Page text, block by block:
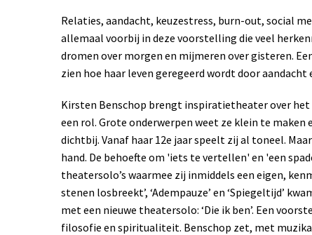
Relaties, aandacht, keuzestress, burn-out, social
allemaal voorbij in deze voorstelling die veel
dromen over morgen en mijmeren over gisteren.
zien hoe haar leven geregeerd wordt door
Kirsten Benschop brengt inspiratietheater over
een rol. Grote onderwerpen weet ze klein te
dichtbij. Vanaf haar 12e jaar speelt zij al toneel.
hand. De behoefte om 'iets te vertellen' en 'een
theatersolo’s waarmee zij inmiddels een eigen,
stenen losbreekt’, ‘Adempauze’ en ‘Spiegeltijd’
met een nieuwe theatersolo: ‘Die ik ben’. Een
filosofie en spiritualiteit. Benschop zet, met